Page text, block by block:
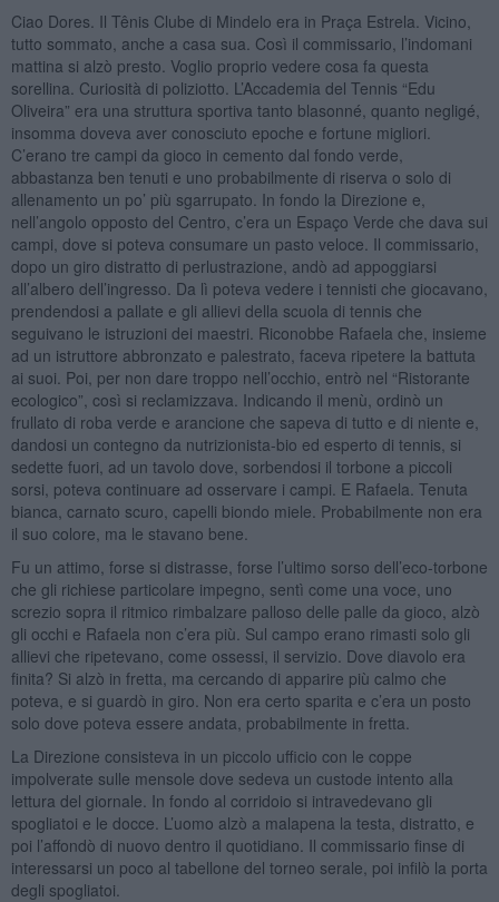
Ciao Dores. Il Tênis Clube di Mindelo era in Praça Estrela. Vicino,
tutto sommato, anche a casa sua. Così il commissario, l’indomani
mattina si alzò presto. Voglio proprio vedere cosa fa questa
sorellina. Curiosità di poliziotto. L’Accademia del Tennis “Edu
Oliveira” era una struttura sportiva tanto blasonné, quanto negligé,
insomma doveva aver conosciuto epoche e fortune migliori.
C’erano tre campi da gioco in cemento dal fondo verde,
abbastanza ben tenuti e uno probabilmente di riserva o solo di
allenamento un po’ più sgarrupato. In fondo la Direzione e,
nell’angolo opposto del Centro, c’era un Espaço Verde che dava sui
campi, dove si poteva consumare un pasto veloce. Il commissario,
dopo un giro distratto di perlustrazione, andò ad appoggiarsi
all’albero dell’ingresso. Da lì poteva vedere i tennisti che giocavano,
prendendosi a pallate e gli allievi della scuola di tennis che
seguivano le istruzioni dei maestri. Riconobbe Rafaela che, insieme
ad un istruttore abbronzato e palestrato, faceva ripetere la battuta
ai suoi. Poi, per non dare troppo nell’occhio, entrò nel “Ristorante
ecologico”, così si reclamizzava. Indicando il menù, ordinò un
frullato di roba verde e arancione che sapeva di tutto e di niente e,
dandosi un contegno da nutrizionista-bio ed esperto di tennis, si
sedette fuori, ad un tavolo dove, sorbendosi il torbone a piccoli
sorsi, poteva continuare ad osservare i campi. E Rafaela. Tenuta
bianca, carnato scuro, capelli biondo miele. Probabilmente non era
il suo colore, ma le stavano bene.
Fu un attimo, forse si distrasse, forse l’ultimo sorso dell’eco-torbone
che gli richiese particolare impegno, sentì come una voce, uno
screzio sopra il ritmico rimbalzare palloso delle palle da gioco, alzò
gli occhi e Rafaela non c’era più. Sul campo erano rimasti solo gli
allievi che ripetevano, come ossessi, il servizio. Dove diavolo era
finita? Si alzò in fretta, ma cercando di apparire più calmo che
poteva, e si guardò in giro. Non era certo sparita e c’era un posto
solo dove poteva essere andata, probabilmente in fretta.
La Direzione consisteva in un piccolo ufficio con le coppe
impolverate sulle mensole dove sedeva un custode intento alla
lettura del giornale. In fondo al corridoio si intravedevano gli
spogliatoi e le docce. L’uomo alzò a malapena la testa, distratto, e
poi l’affondò di nuovo dentro il quotidiano. Il commissario finse di
interessarsi un poco al tabellone del torneo serale, poi infilò la porta
degli spogliatoi.